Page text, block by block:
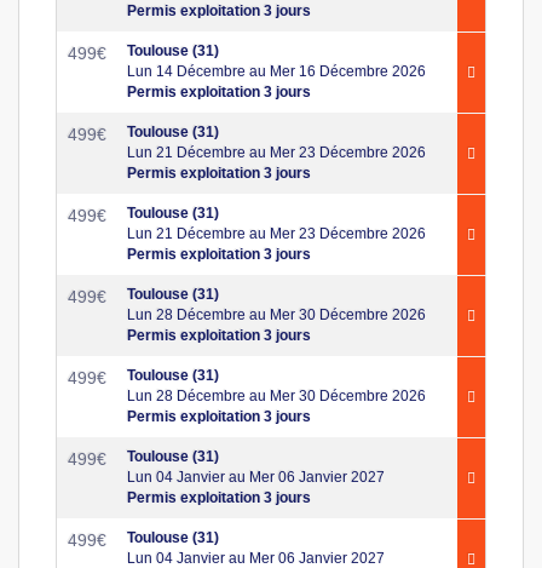
Permis exploitation 3 jours
499€
Toulouse (31)
Lun 14 Décembre au Mer 16 Décembre 2026
Permis exploitation 3 jours
499€
Toulouse (31)
Lun 21 Décembre au Mer 23 Décembre 2026
Permis exploitation 3 jours
499€
Toulouse (31)
Lun 21 Décembre au Mer 23 Décembre 2026
Permis exploitation 3 jours
499€
Toulouse (31)
Lun 28 Décembre au Mer 30 Décembre 2026
Permis exploitation 3 jours
499€
Toulouse (31)
Lun 28 Décembre au Mer 30 Décembre 2026
Permis exploitation 3 jours
499€
Toulouse (31)
Lun 04 Janvier au Mer 06 Janvier 2027
Permis exploitation 3 jours
499€
Toulouse (31)
Lun 04 Janvier au Mer 06 Janvier 2027